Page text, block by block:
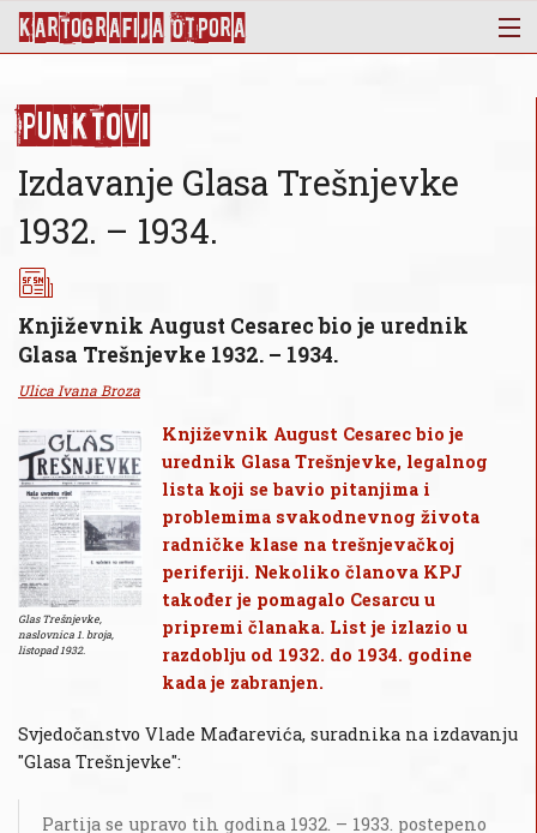
KArtoGrAFIJA OTPorA
Punktovi
Slojevi
Novosti
Publikacije
O nama
Punktovi
Izdavanje Glasa Trešnjevke
1932. – 1934.
Književnik August Cesarec bio je urednik
Glasa Trešnjevke 1932. – 1934.
Ulica Ivana Broza
Glas Trešnjevke,
naslovnica 1. broja,
listopad 1932.
Književnik August Cesarec bio je
urednik Glasa Trešnjevke, legalnog
lista koji se bavio pitanjima i
problemima svakodnevnog života
radničke klase na trešnjevačkoj
periferiji. Nekoliko članova KPJ
također je pomagalo Cesarcu u
pripremi članaka. List je izlazio u
razdoblju od 1932. do 1934. godine
kada je zabranjen.
Svjedočanstvo Vlade Mađarevića, suradnika na izdavanju
"Glasa Trešnjevke":
Partija se upravo tih godina 1932. – 1933. postepeno